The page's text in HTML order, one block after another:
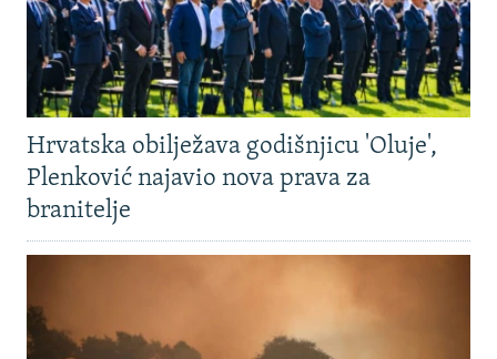
Hrvatska obilježava godišnjicu 'Oluje',
Plenković najavio nova prava za
branitelje